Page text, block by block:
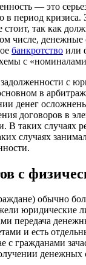
— это
период кризиса.
стоит, так как
числе, денежные
банкротство или
с
с
в
денег
договоров в
В таких случаях
случаях
с
обычно
юридические
передача
и есть
с гражданами
денежных